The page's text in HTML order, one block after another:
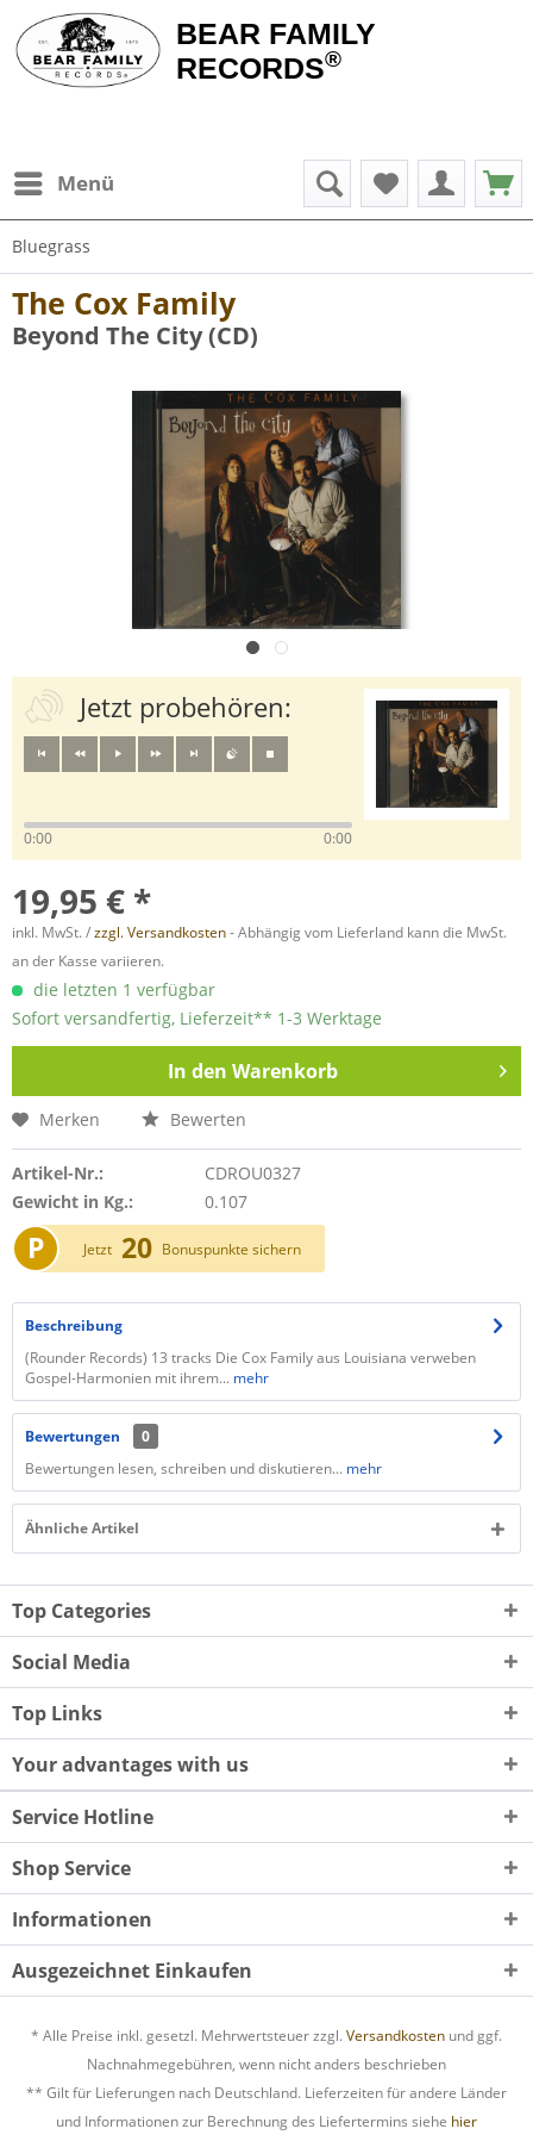
BEAR FAMILY
RECORDS®
Menü
Bluegrass
The Cox Family
Beyond The City (CD)
Jetzt probehören:
0:00 0:00
19,95 € *
inkl. MwSt. /zzgl. Versandkosten- Abhängig vom Lieferland kann die MwSt.
an der Kasse variieren.
die letzten 1 verfügbar
Sofort versandfertig, Lieferzeit** 1-3 Werktage
In den Warenkorb
Merken Bewerten
Artikel-Nr.:
CDROU0327
Gewicht in Kg.:
0.107
P Jetzt 20 Bonuspunkte sichern
Beschreibung
​(Rounder Records) 13 tracks Die Cox Family aus Louisiana verweben
Gospel-Harmonien mit ihrem... mehr
Bewertungen
0
Bewertungen lesen, schreiben und diskutieren... mehr
Ähnliche Artikel
Top Categories
Social Media
Top Links
Your advantages with us
Service Hotline
Shop Service
Informationen
Ausgezeichnet Einkaufen
* Alle Preise inkl. gesetzl. Mehrwertsteuer zzgl. Versandkosten und ggf.
Nachnahmegebühren, wenn nicht anders beschrieben
** Gilt für Lieferungen nach Deutschland. Lieferzeiten für andere Länder
und Informationen zur Berechnung des Liefertermins siehe hier